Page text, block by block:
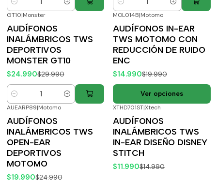
Cantidad Cantidad
GT10|Monster
AUDÍFONOS
INALÁMBRICOS TWS
DEPORTIVOS
MONSTER GT10
$24.990$29.990
Cantidad
MOL014B|Motomo
AUDÍFONOS IN-EAR
TWS MOTOMO CON
REDUCCIÓN DE RUIDO
ENC
$14.990$19.990
Ver opciones
AUEARP89|Motomo
AUDÍFONOS
INALÁMBRICOS TWS
OPEN-EAR
DEPORTIVOS
MOTOMO
$19.990$24.990
XTHD701ST|Xtech
AUDÍFONOS
INALÁMBRICOS TWS
IN-EAR DISEÑO DISNEY
STITCH
$11.990$14.990